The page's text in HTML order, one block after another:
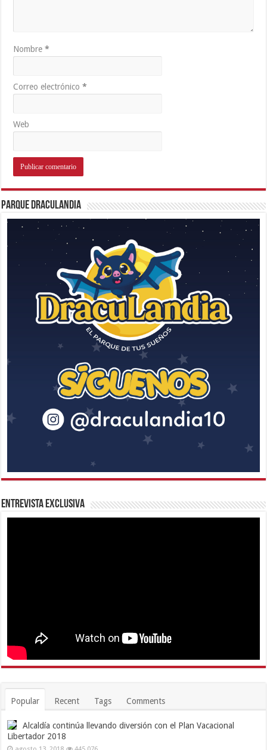
Nombre*
Correo electrónico*
Web
Parque Draculandia
Entrevista Exclusiva
Popular Recent Tags Comments
Alcaldía continúa llevando diversión con el Plan Vacacional
Libertador 2018